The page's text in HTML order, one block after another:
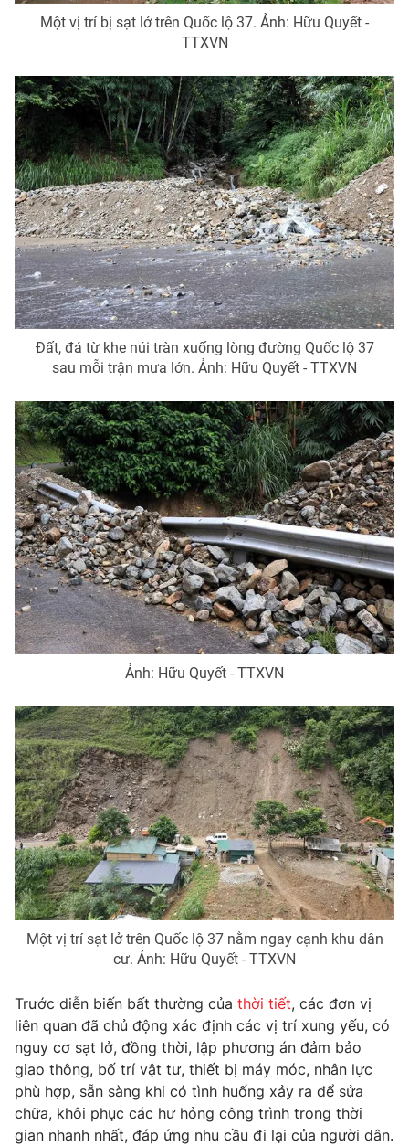
Một vị trí bị sạt lở trên Quốc lộ 37. Ảnh: Hữu Quyết -
TTXVN
Đất, đá từ khe núi tràn xuống lòng đường Quốc lộ 37
sau mỗi trận mưa lớn. Ảnh: Hữu Quyết - TTXVN
Ảnh: Hữu Quyết - TTXVN
Một vị trí sạt lở trên Quốc lộ 37 nằm ngay cạnh khu dân
cư. Ảnh: Hữu Quyết - TTXVN
Trước diễn biến bất thường của thời tiết, các đơn vị
liên quan đã chủ động xác định các vị trí xung yếu, có
nguy cơ sạt lở, đồng thời, lập phương án đảm bảo
giao thông, bố trí vật tư, thiết bị máy móc, nhân lực
phù hợp, sẵn sàng khi có tình huống xảy ra để sửa
chữa, khôi phục các hư hỏng công trình trong thời
gian nhanh nhất, đáp ứng nhu cầu đi lại của người dân.